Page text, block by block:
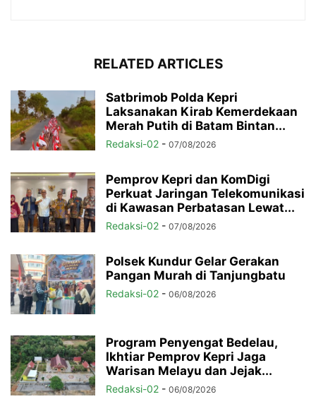
RELATED ARTICLES
Satbrimob Polda Kepri
Laksanakan Kirab Kemerdekaan
Merah Putih di Batam Bintan...
Redaksi-02 - 07/08/2026
Pemprov Kepri dan KomDigi
Perkuat Jaringan Telekomunikasi
di Kawasan Perbatasan Lewat...
Redaksi-02 - 07/08/2026
Polsek Kundur Gelar Gerakan
Pangan Murah di Tanjungbatu
Redaksi-02 - 06/08/2026
Program Penyengat Bedelau,
Ikhtiar Pemprov Kepri Jaga
Warisan Melayu dan Jejak...
Redaksi-02 - 06/08/2026